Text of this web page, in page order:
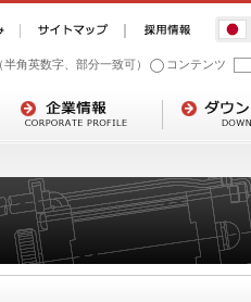
半角英数字、部分一致可） コンテンツ